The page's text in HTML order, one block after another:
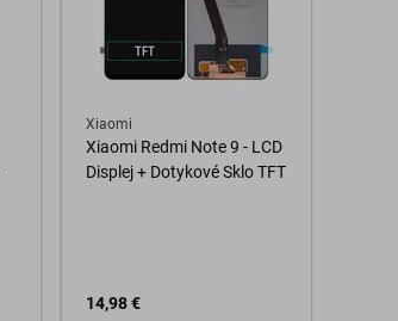
Xiaomi
Xiaomi Redmi Note 9 - LCD
Displej + Dotykové Sklo TFT
14,98 €